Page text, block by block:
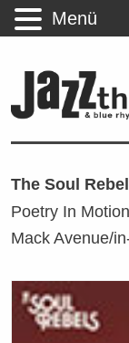
The Soul
Poetry In Motion
Mack Avenue/
Menü